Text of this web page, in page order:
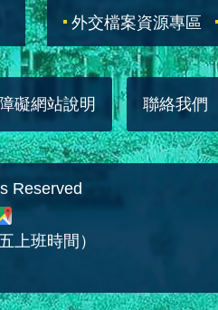
外交檔案資源專區
礙網站說明 聯絡我們
Reserved
上班時間）